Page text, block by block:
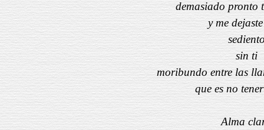
demasiado pronto
y me
sin ti
moribundo entre las
que es no
Alma